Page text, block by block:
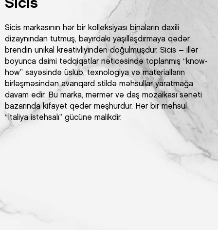
Sicis
Sicis markasının hər bir kolleksiyası binaların daxili
dizaynından tutmuş, bayırdakı yaşıllaşdırmaya qədər
brendin unikal kreativliyindən doğulmuşdur. Sicis – illər
boyunca daimi tədqiqatlar nəticəsində toplanmış “know-
how” sayəsində üslub, texnologiya və materialların
birləşməsindən avanqard stildə məhsullar yaratmağa
davam edir. Bu marka, mərmər və daş mozaikası sənəti
bazarında kifayət qədər məşhurdur. Hər bir məhsul
“İtaliya istehsalı” gücünə malikdir.